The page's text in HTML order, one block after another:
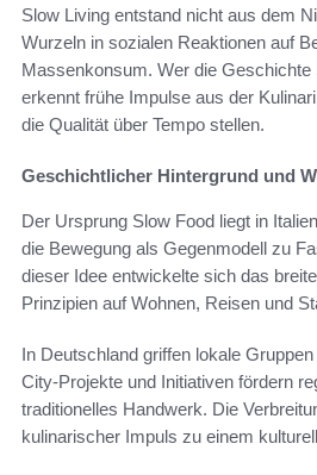
Slow Living entstand nicht aus dem
Wurzeln in sozialen Reaktionen auf
Massenkonsum. Wer die Geschichte
erkennt frühe Impulse aus der
die Qualität über Tempo stellen.
Geschichtlicher Hintergrund und
Der Ursprung Slow Food liegt in
die Bewegung als Gegenmodell zu
dieser Idee entwickelte sich das
Prinzipien auf Wohnen, Reisen und
In Deutschland griffen lokale
City-Projekte und Initiativen fördern
traditionelles Handwerk. Die
kulinarischer Impuls zu einem